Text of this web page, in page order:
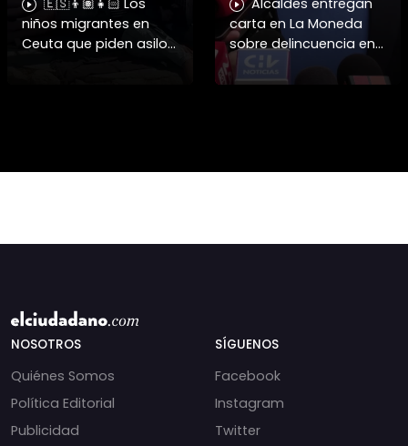
🇪🇸👦🏽👧🏻 Los
niños migrantes en
Ceuta que piden asilo
Alcaldes entregan
carta en La Moneda
sobre delincuencia en
menores
NOSOTROS
Quiénes Somos
Política Editorial
Publicidad
SÍGUENOS
Facebook
Instagram
Twitter